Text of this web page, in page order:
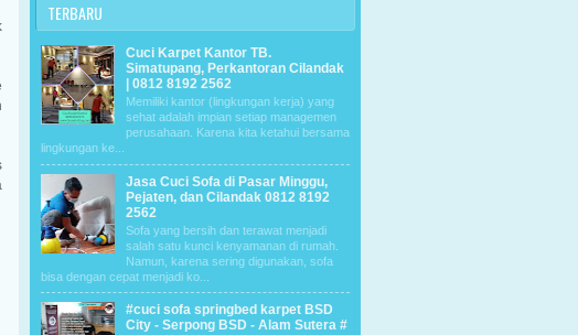
TERBARU
Cuci Karpet Kantor TB.
Simatupang, Perkantoran Cilandak
| 0812 8192 2562
Memiliki kantor (lingkungan kerja) yang
sehat adalah impian setiap managemen
perusahaan. Karena kita ketahui bersama
lingkungan ke...
Jasa Cuci Sofa di Pasar Minggu,
Pejaten, dan Cilandak 0812 8192
2562
Sofa yang bersih dan terawat menjadi
salah satu kunci kenyamanan di rumah.
Namun, karena sering digunakan, sofa
bisa dengan cepat menjadi ko...
#cuci sofa springbed karpet BSD
City - Serpong BSD - Alam Sutera #